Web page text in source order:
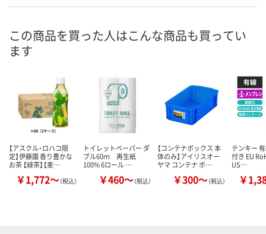
この商品を買った人はこんな商品も買ってい
ます
【アスクル・ロハコ限
定】伊藤園 香り豊かな
お茶 【緑茶】【麦…
￥1,772～（税込）
トイレットペーパー ダ
ブル60ｍ 再生紙
100% 6ロール …
￥460～（税込）
【コンテナボックス 本
体のみ】アイリスオー
ヤマ コンテナ ボ…
￥300～（税込）
テンキー
付き EU
US…
￥